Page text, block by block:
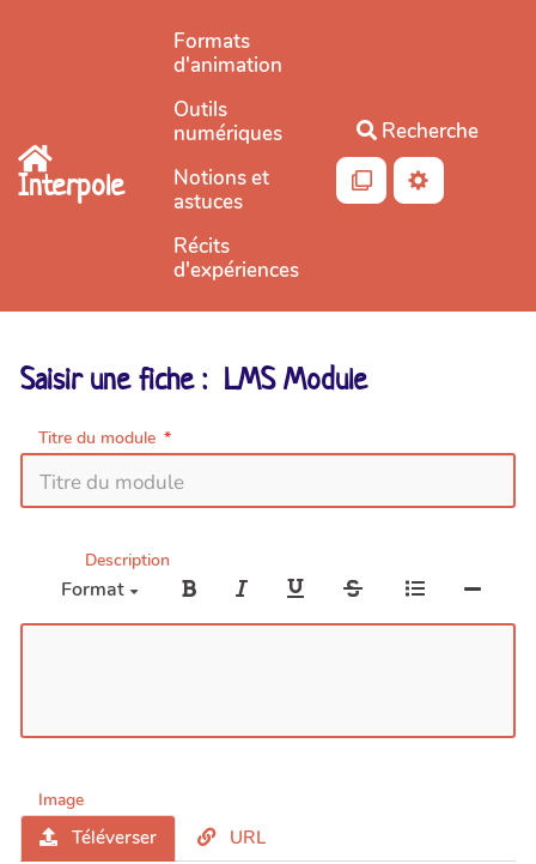
Aller au contenu principal
Interpole
Formats
d'animation
Outils
numériques
Notions et
astuces
Récits
d'expériences
Recherche
Saisir une fiche : LMS Module
Titre du module
Description
Format
Image
Téléverser URL